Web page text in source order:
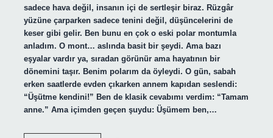
sadece hava değil, insanın içi de sertleşir biraz. Rüzgâr
yüzüne çarparken sadece tenini değil, düşüncelerini de
keser gibi gelir. Ben bunu en çok o eski polar montumla
anladım. O mont… aslında basit bir şeydi. Ama bazı
eşyalar vardır ya, sıradan görünür ama hayatının bir
dönemini taşır. Benim polarım da öyleydi. O gün, sabah
erken saatlerde evden çıkarken annem kapıdan seslendi:
“Üşütme kendini!” Ben de klasik cevabımı verdim: “Tamam
anne.” Ama içimden geçen şuydu: Üşümem ben,…